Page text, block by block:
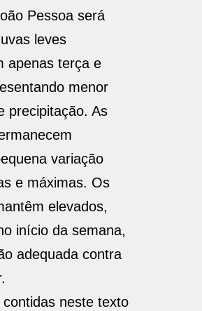
Pessoa será
leves
apenas terça e
menor
precipitação. As
variação
e máximas. Os
elevados,
início da semana,
adequada contra
neste texto